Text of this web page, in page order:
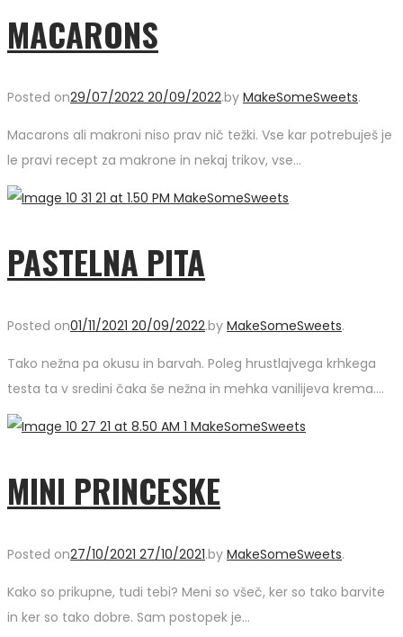
MACARONS
Posted on29/07/2022 20/09/2022.by MakeSomeSweets.
Macarons ali makroni niso prav nič težki. Vse kar potrebuješ je
le pravi recept za makrone in nekaj trikov, vse…
PASTELNA PITA
Posted on01/11/2021 20/09/2022.by MakeSomeSweets.
Tako nežna pa okusu in barvah. Poleg hrustlajvega krhkega
testa ta v sredini čaka še nežna in mehka vanilijeva krema….
MINI PRINCESKE
Posted on27/10/2021 27/10/2021.by MakeSomeSweets.
Kako so prikupne, tudi tebi? Meni so všeč, ker so tako barvite
in ker so tako dobre. Sam postopek je…